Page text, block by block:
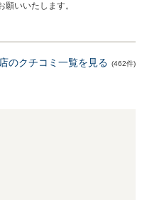
願いいたします。
のクチコミ一覧を見る (462件)